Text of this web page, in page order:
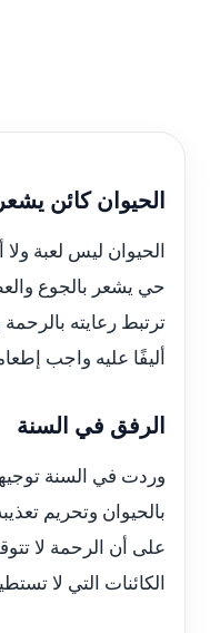
الحيوان كائن يشعر
الحيوان ليس لعبة ولا
حي يشعر بالجوع
ترتبط رعايته
أليفًا عليه واجب
الرفق في السنة
وردت في السنة
بالحيوان وتحريم
على أن الرحمة لا
الكائنات التي لا